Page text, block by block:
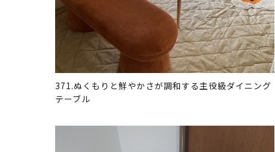
371.ぬくもりと鮮やかさが調和する主役級ダイニング
テーブル